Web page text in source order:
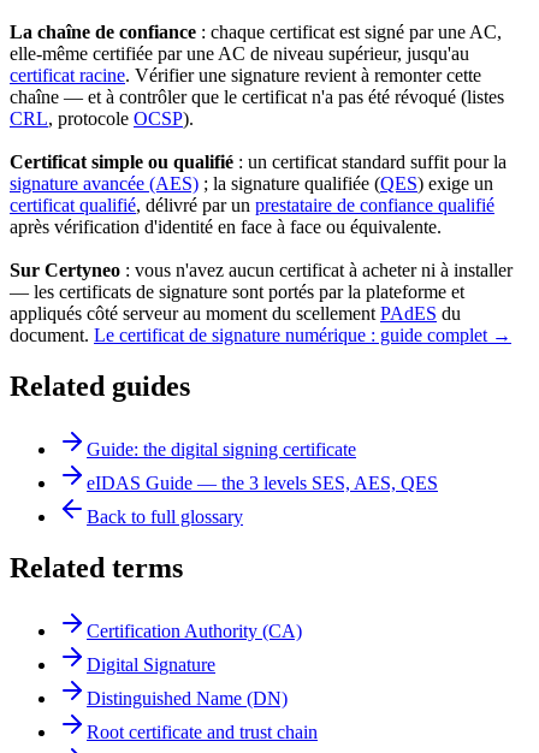
La chaîne de confiance : chaque certificat est signé par une AC,
elle-même certifiée par une AC de niveau supérieur, jusqu'au
certificat racine. Vérifier une signature revient à remonter cette
chaîne — et à contrôler que le certificat n'a pas été révoqué (listes
CRL, protocole OCSP).
Certificat simple ou qualifié : un certificat standard suffit pour la
signature avancée (AES) ; la signature qualifiée (QES) exige un
certificat qualifié, délivré par un prestataire de confiance qualifié
après vérification d'identité en face à face ou équivalente.
Sur Certyneo : vous n'avez aucun certificat à acheter ni à installer
— les certificats de signature sont portés par la plateforme et
appliqués côté serveur au moment du scellement PAdES du
document. Le certificat de signature numérique : guide complet →
Related guides
Guide: the digital signing certificate
eIDAS Guide — the 3 levels SES, AES, QES
Back to full glossary
Related terms
Certification Authority (CA)
Digital Signature
Distinguished Name (DN)
Root certificate and trust chain